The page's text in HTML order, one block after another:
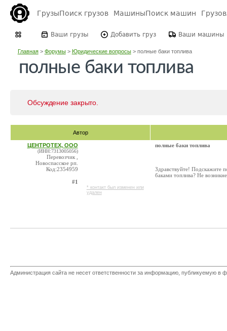
ГрузыПоиск грузов МашиныПоиск машин
Ваши грузы Добавить груз Ваши машины
Главная> Форумы> Юридические вопросы> полные баки топлива
полные баки топлива
Обсуждение закрыто.
Автор
ЦЕНТРОТЕХ, ООО
(ИНН:7313005056)
Перевозчик ,
Новоспасское рп.
Код:2354959
#1
* контакт был изменен или
удален
полные баки топлива
Здравствуйте! Подскажите
баками топлива? Не
Администрация сайта не несет ответственности за информацию, публикуемую